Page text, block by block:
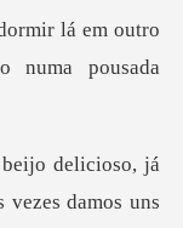
ir lá em outro
já
vezes damo